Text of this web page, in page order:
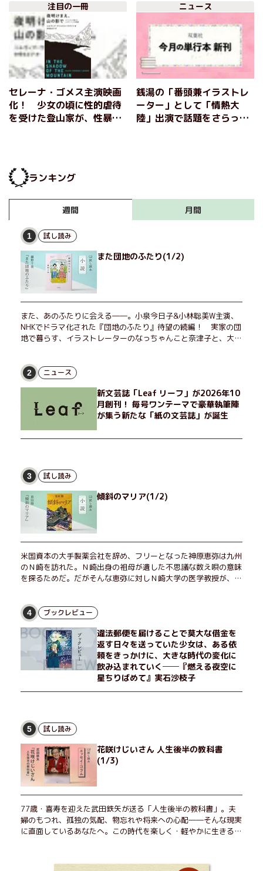
注目の一冊
セレーナ・ゴメス主演映画
化！ 少女の頃に性的虐待
を受けた登山家が、性暴力
影で』
ニュース
銭湯の「番頭兼イラストレ
ーター」として「情熱大
陸」出演で話題をさらった
刊をご紹介！
ランキング
週間 月間
1 試し読み
また団地のふたり(1/2)
また、あのふたりに会える――。小泉今日子&小林聡美W主演、
NHKでドラマ化された『団地のふたり』待望の続編！ 実家の団
地で暮らす、イラストレーターのなっちゃんこと奈津子と、大学
げたり、部屋でふたりだけの「台湾映画祭」を催したり。50代
独身、幼なじみの変わらぬ友情とささやかな幸せの日々を描く。
2 ニュース
新文芸誌「Leaf リーフ」が2026年10
月創刊！ 毎号ワンテーマで豪華執筆陣
が集う新たな「紙の文芸誌」が誕生
3 試し読み
傾斜のマリア(1/2)
米国資本の大手製薬会社を辞め、フリーとなった神原恵弥は九州
のＮ崎を訪れた。Ｎ崎出身の祖母が遺した不思議な数え唄の意味
を探るためだ。だがそんな恵弥に対しＮ崎大学の医学教授が、米
恵弥は、まるで影のような存在の博士とまみえることはできるの
か？ そして、唄の歌詞「かたむくマリア」に込められた秘密と
は？ 謎めいたラストが鮮烈な余韻を残すシリーズ第四作！
4 ブックレビュー
違法郵便を届けることで莫大な借金を
返す日々を送っていた少女は、ある依
頼をきっかけに、大きな時代の変化に
飲み込まれていく──『燃える夜空に
星ちりばめて』実石沙枝子
5 試し読み
花咲けじいさん 人生後半の教科書
(1/3)
77歳・喜寿を迎えた武田鉄矢が送る「人生後半の教科書」。夫
婦のもつれ、孤独の気配、物忘れや将来への心配――そんな現実
に直面しているあなたへ。この時代を楽しく・軽やかに生きるヒ
ら！ 読むだけで前向きになれる一冊。